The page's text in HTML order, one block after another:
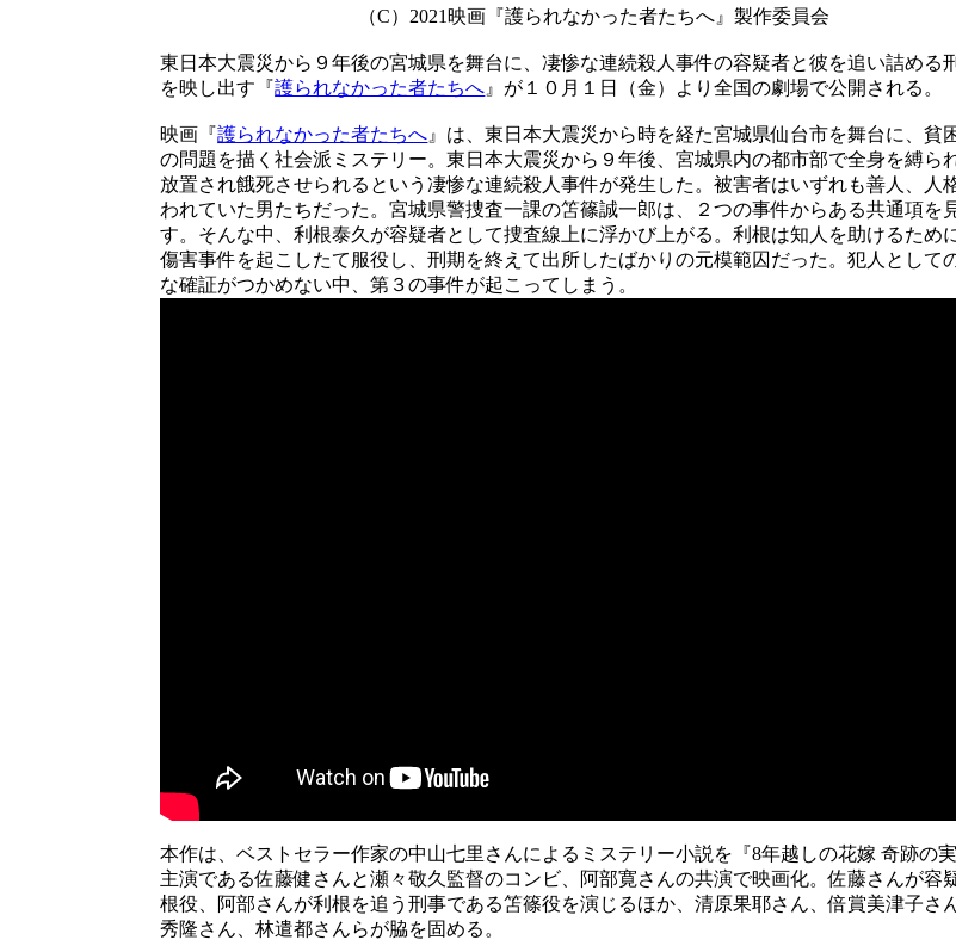
（C）2021映画『護られなかった者たちへ』製作委員会
東日本大震災から９年後の宮城県を舞台に、凄惨な連続殺人事件の容疑者と彼を追い詰める
を映し出す『護られなかった者たちへ 』が１０月１日（金）より全国の劇場で公開される。
映画『護られなかった者たちへ 』は、東日本大震災から時を経た宮城県仙台市を舞台に、貧
の問題を描く社会派ミステリー。東日本大震災から９年後、宮城県内の都市部で全身を縛ら
放置され餓死させられるという凄惨な連続殺人事件が発生した。被害者はいずれも善人、人
われていた男たちだった。宮城県警捜査一課の笘篠誠一郎は、２つの事件からある共通項を
す。そんな中、利根泰久が容疑者として捜査線上に浮かび上がる。利根は知人を助けるため
傷害事件を起こしたて服役し、刑期を終えて出所したばかりの元模範囚だった。犯人として
な確証がつかめない中、第３の事件が起こってしまう。
本作は、ベストセラー作家の中山七里さんによるミステリー小説を『8年越しの花嫁 奇跡の
主演である佐藤健さんと瀬々敬久監督のコンビ、阿部寛さんの共演で映画化。佐藤さんが容
根役、阿部さんが利根を追う刑事である笘篠役を演じるほか、清原果耶さん、倍賞美津子さ
秀隆さん、林遣都さんらが脇を固める。